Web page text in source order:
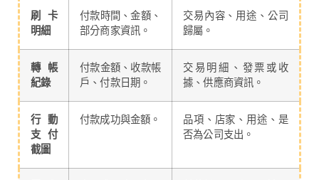
刷卡
明細
付款時間、金額、
部分商家資訊。
交易內容、用途、公司
歸屬。
轉帳
紀錄
付款金額、收款帳
戶、付款日期。
交易明細、發票或收
據、供應商資訊。
行動
支付
截圖
付款成功與金額。
品項、店家、用途、是
否為公司支出。